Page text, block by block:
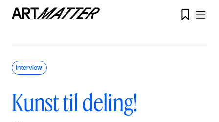

Kunst til deling!
Interview